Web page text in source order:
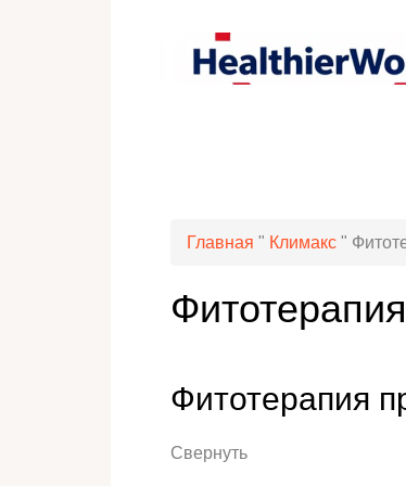
Главная " Климакс "
Фитотерапия
Свернуть